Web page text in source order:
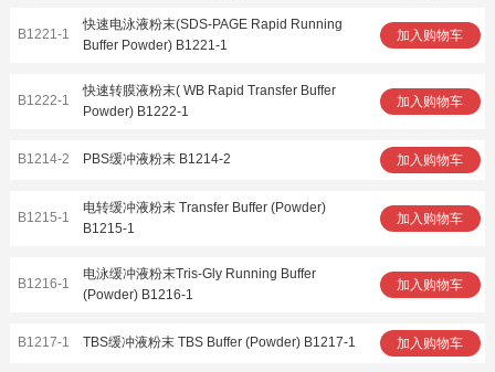
B1221-1
快速电泳液粉末(SDS-PAGE Rapid Running
Buffer Powder) B1221-1
加入购物车
B1222-1
快速转膜液粉末( WB Rapid Transfer Buffer
Powder) B1222-1
加入购物车
B1214-2 PBS缓冲液粉末 B1214-2 加入购物车
B1215-1
电转缓冲液粉末 Transfer Buffer (Powder)
B1215-1
加入购物车
B1216-1
电泳缓冲液粉末Tris-Gly Running Buffer
(Powder) B1216-1
加入购物车
B1217-1 TBS缓冲液粉末 TBS Buffer (Powder) B1217-1 加入购物车